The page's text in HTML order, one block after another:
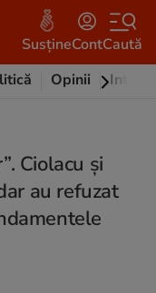
SusțineContCaută
Opinii
Ciolacu și
au refuzat